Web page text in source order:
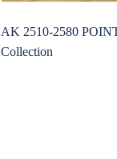
AK 2510-2580
Collection